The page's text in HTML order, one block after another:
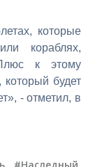
которые
кораблях,
к этому
будет
- отметил, в